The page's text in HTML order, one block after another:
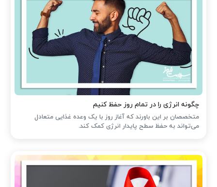
چگونه انرژی را در تمام روز حفظ کنیم
متخصصان بر این باورند که آغاز روز با یک وعده غذایی متعادل
می‌تواند به حفظ سطح پایدار انرژی کمک کند.